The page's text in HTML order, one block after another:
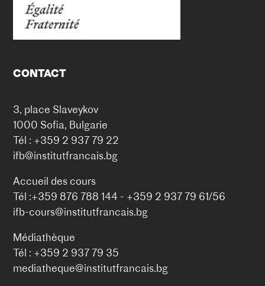
CONTACT
3, place Slaveykov
1000 Sofia, Bulgarie
Tél : +359 2 937 79 22
ifb@institutfrancais.bg
Accueil des cours
Tél :+359 876 788 144 - +359 2 937 79 61/56
ifb-cours@institutfrancais.bg
Médiathèque
Tél : +359 2 937 79 35
mediatheque@institutfrancais.bg